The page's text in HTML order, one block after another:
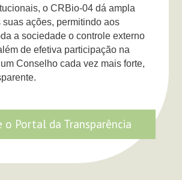
o CRBio-04 dá ampla
ações, permitindo aos
a sociedade o controle externo
de efetiva participação na
Conselho cada vez mais forte,
o Portal da Transparência